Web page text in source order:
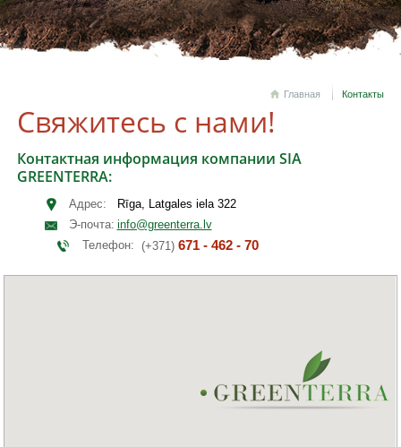
Главная Контакты
Свяжитесь с нами!
Контактная информация компании SIA
GREENTERRA:
Адрес:
Rīga, Latgales iela 322
Э-почта: info@greenterra.lv
Телефон: (+371) 671 - 462 - 70